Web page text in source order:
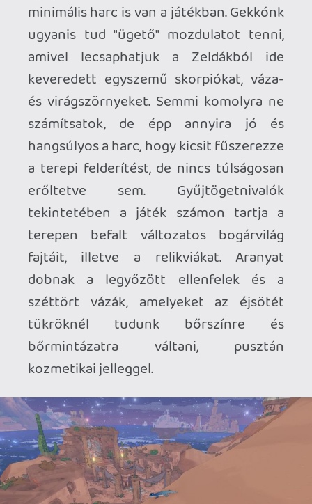
Nem akarok elmenni a zenei háttér
mellett sem. A Gecko Gods muzsikái
folyamatosan hömpölyögnek-változnak,
olyan, mintha egy zenekar követné a
háttérből a szédítő magasságok és
kellemes napsütötte mezők között
szökellő gekkó kalandjait. Ha a Super
Rare kihozza a játék OST-jéből a
bakelitet, tutira rá fogok majd vetődni.
Mint kicsi hüllő a langyos kövön
sütkérező szitakötőre.
Apróságok terén tudok még hibákat
térképnek jó lett volna egy interaktív
menürendszer. A játék tempóját is kicsit
fokoztam volna. Nem lassú a gekkó, de
egy picivel gyorsabb futásnak örültem
volna, hogy a felderítés nagyobb
tereiben hatékonyabbnak tűnjön az
utazás.